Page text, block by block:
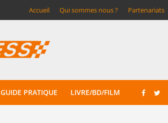
Accueil Qui sommes nous ? Partenariats
GUIDE PRATIQUE LIVRE/BD/FILM